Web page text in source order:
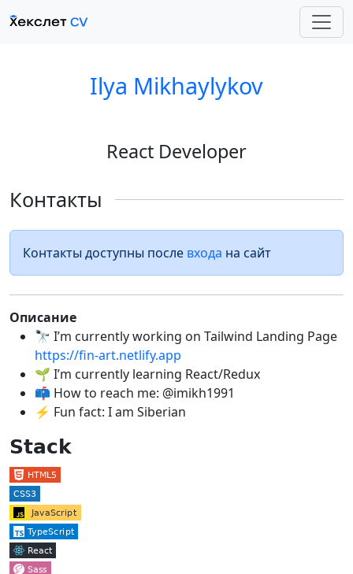
Ilya Mikhaylykov
React Developer
Контакты
Контакты доступны после входа на сайт
Описание
🔭 I’m currently working on Tailwind Landing Page
https://fin-art.netlify.app
🌱 I’m currently learning React/Redux
📫 How to reach me: @imikh1991
⚡ Fun fact: I am Siberian
𝗦𝘁𝗮𝗰𝗸